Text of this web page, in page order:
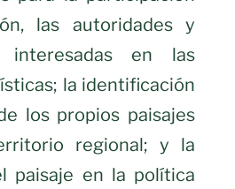
las autoridades y
interesadas en las
la identificación
los propios paisajes
regional; y la
paisaje en la política